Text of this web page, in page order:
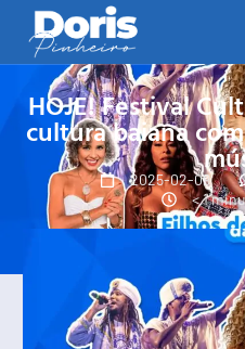
HOJE! Festival
cultura baiana
2025-02-09
< 1